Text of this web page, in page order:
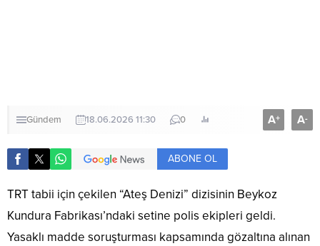
Gündem 18.06.2026 11:30 0 A+ A-
ABONE OL
TRT tabii için çekilen “Ateş Denizi” dizisinin Beykoz
Kundura Fabrikası’ndaki setine polis ekipleri geldi.
Yasaklı madde soruşturması kapsamında gözaltına alınan